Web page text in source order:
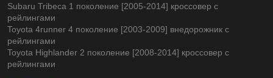
Subaru Tribeca 1 поколение [2005-2014] кроссовер с
рейлингами
Toyota 4runner 4 поколение [2003-2009] внедорожник с
рейлингами
Toyota Highlander 2 поколение [2008-2014] кроссовер с
рейлингами